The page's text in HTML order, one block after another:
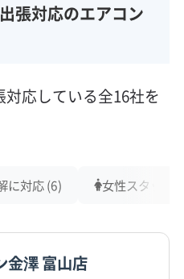
張対応のエアコン
応している全16社を
に対応 (6) 女性スタッフ
金澤 富山店